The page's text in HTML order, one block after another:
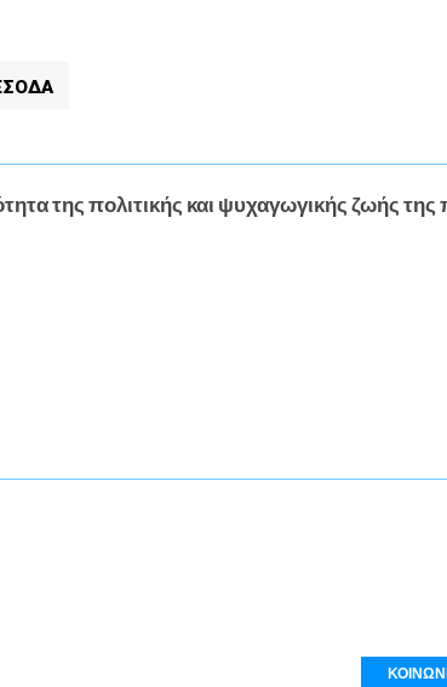
της πολιτικής και ψυχαγωγικής ζωής της